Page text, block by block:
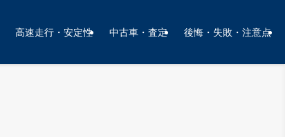
高速走行・安定性 中古車・査定 後悔・失敗・注意点